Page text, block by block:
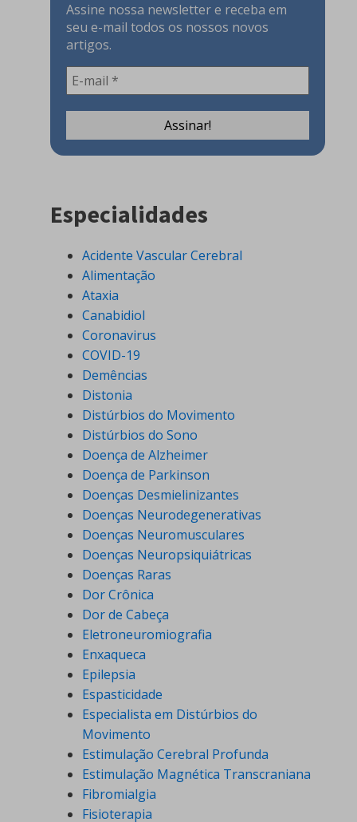
Assine nossa newsletter e receba em
seu e-mail todos os nossos novos
artigos.
Especialidades
Acidente Vascular Cerebral
Alimentação
Ataxia
Canabidiol
Coronavirus
COVID-19
Demências
Distonia
Distúrbios do Movimento
Distúrbios do Sono
Doença de Alzheimer
Doença de Parkinson
Doenças Desmielinizantes
Doenças Neurodegenerativas
Doenças Neuromusculares
Doenças Neuropsiquiátricas
Doenças Raras
Dor Crônica
Dor de Cabeça
Eletroneuromiografia
Enxaqueca
Epilepsia
Espasticidade
Especialista em Distúrbios do
Movimento
Estimulação Cerebral Profunda
Estimulação Magnética Transcraniana
Fibromialgia
Fisioterapia